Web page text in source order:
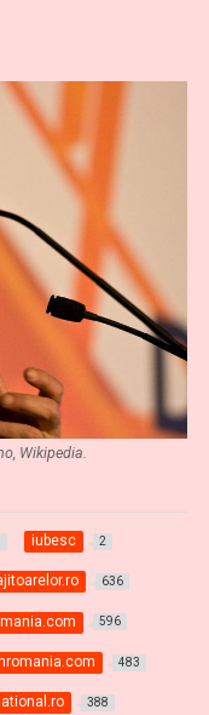
Wikipedia.
iubesc 2
636
596
483
388